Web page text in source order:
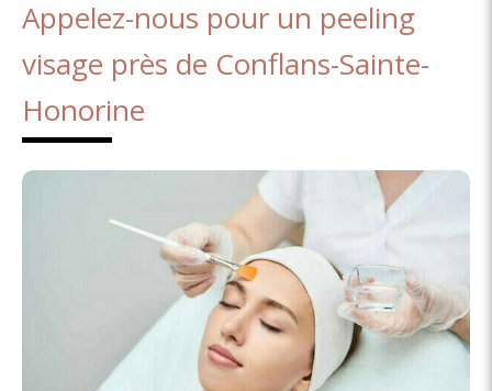
Appelez-nous pour un peeling
visage près de Conflans-Sainte-
Honorine